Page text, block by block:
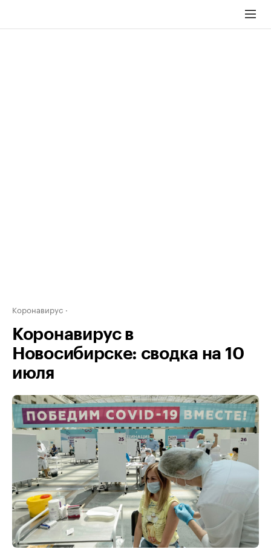
Коронавирус
Коронавирус в
Новосибирске: сводка на 10
июля